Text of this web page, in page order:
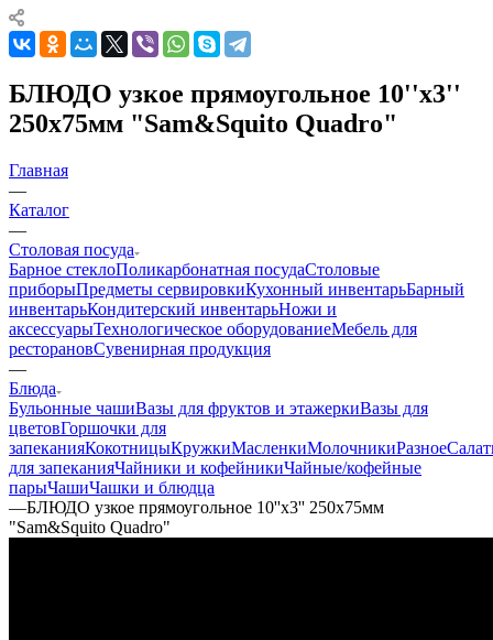
БЛЮДО узкое прямоугольное 10''х3''
250х75мм "Sam&Squito Quadro"
Главная
—
Каталог
—
Столовая посуда
Барное стеклоПоликарбонатная посудаСтоловые
приборыПредметы сервировкиКухонный инвентарьБарный
инвентарьКондитерский инвентарьНожи и
аксессуарыТехнологическое оборудованиеМебель для
ресторановСувенирная продукция
—
Блюда
Бульонные чашиВазы для фруктов и этажеркиВазы для
цветовГоршочки для
запеканияКокотницыКружкиМасленкиМолочникиРазное
для запеканияЧайники и кофейникиЧайные/кофейные
парыЧашиЧашки и блюдца
—БЛЮДО узкое прямоугольное 10''х3'' 250х75мм
"Sam&Squito Quadro"